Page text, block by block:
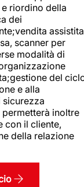
riordino della
dei
assistita
scanner per
modalità di
del
e alla
inoltre
con il cliente,
della relazione